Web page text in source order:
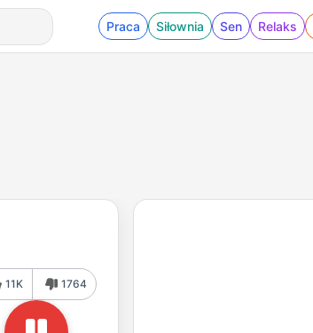
Praca Siłownia Sen Relaks
11K 1764